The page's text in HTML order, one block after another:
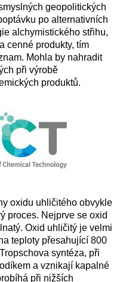
geopolitických
po alternativních
alchymistického střihu,
cenné produkty, tím
Mohla by nahradit
při výrobě
produktů.
oxidu uhličitého obvykle
proces. Nejprve se oxid
Oxid uhličitý je velmi
teploty přesahující 800
syntéza, při
a vznikají kapalné
při nižších